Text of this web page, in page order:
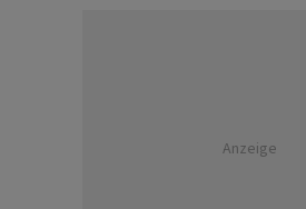
Anzeige